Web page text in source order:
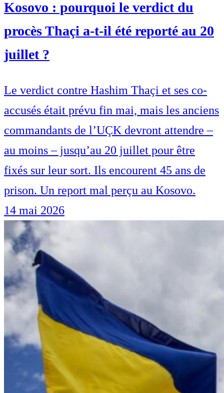
Kosovo : pourquoi le verdict du
procès Thaçi a-t-il été reporté au 20
juillet ?
Le verdict contre Hashim Thaçi et ses co-
accusés était prévu fin mai, mais les anciens
commandants de l’UÇK devront attendre –
au moins – jusqu’au 20 juillet pour être
fixés sur leur sort. Ils encourent 45 ans de
prison. Un report mal perçu au Kosovo.
14 mai 2026